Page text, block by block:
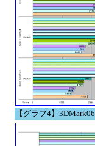
【グラフ4】